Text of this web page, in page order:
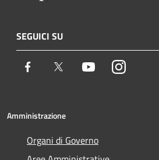
SEGUICI SU
Facebook Twitter YoutubeInstagram
Amministrazione
Organi di Governo